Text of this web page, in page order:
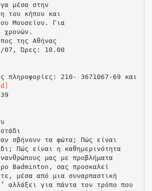
μέσα στην
του κήπου και
Μουσείου. Για
χρονών.
της Αθήνας
07, Ώρες: 10.00
σβήνουν τα φώτα; Πώς είναι
Πώς είναι η καθημερινότητα
μας με προβλήματα
Badminton, σας προσκαλεί
μέσα από μια συναρπαστική
αλλάξει για πάντα τον τρόπο που